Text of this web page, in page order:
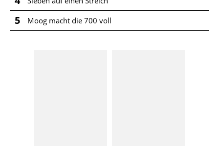
5 Moog macht die 700 voll